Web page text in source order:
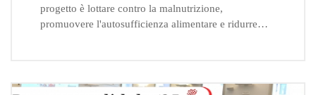
progetto è lottare contro la malnutrizione,
promuovere l'autosufficienza alimentare e ridurre…